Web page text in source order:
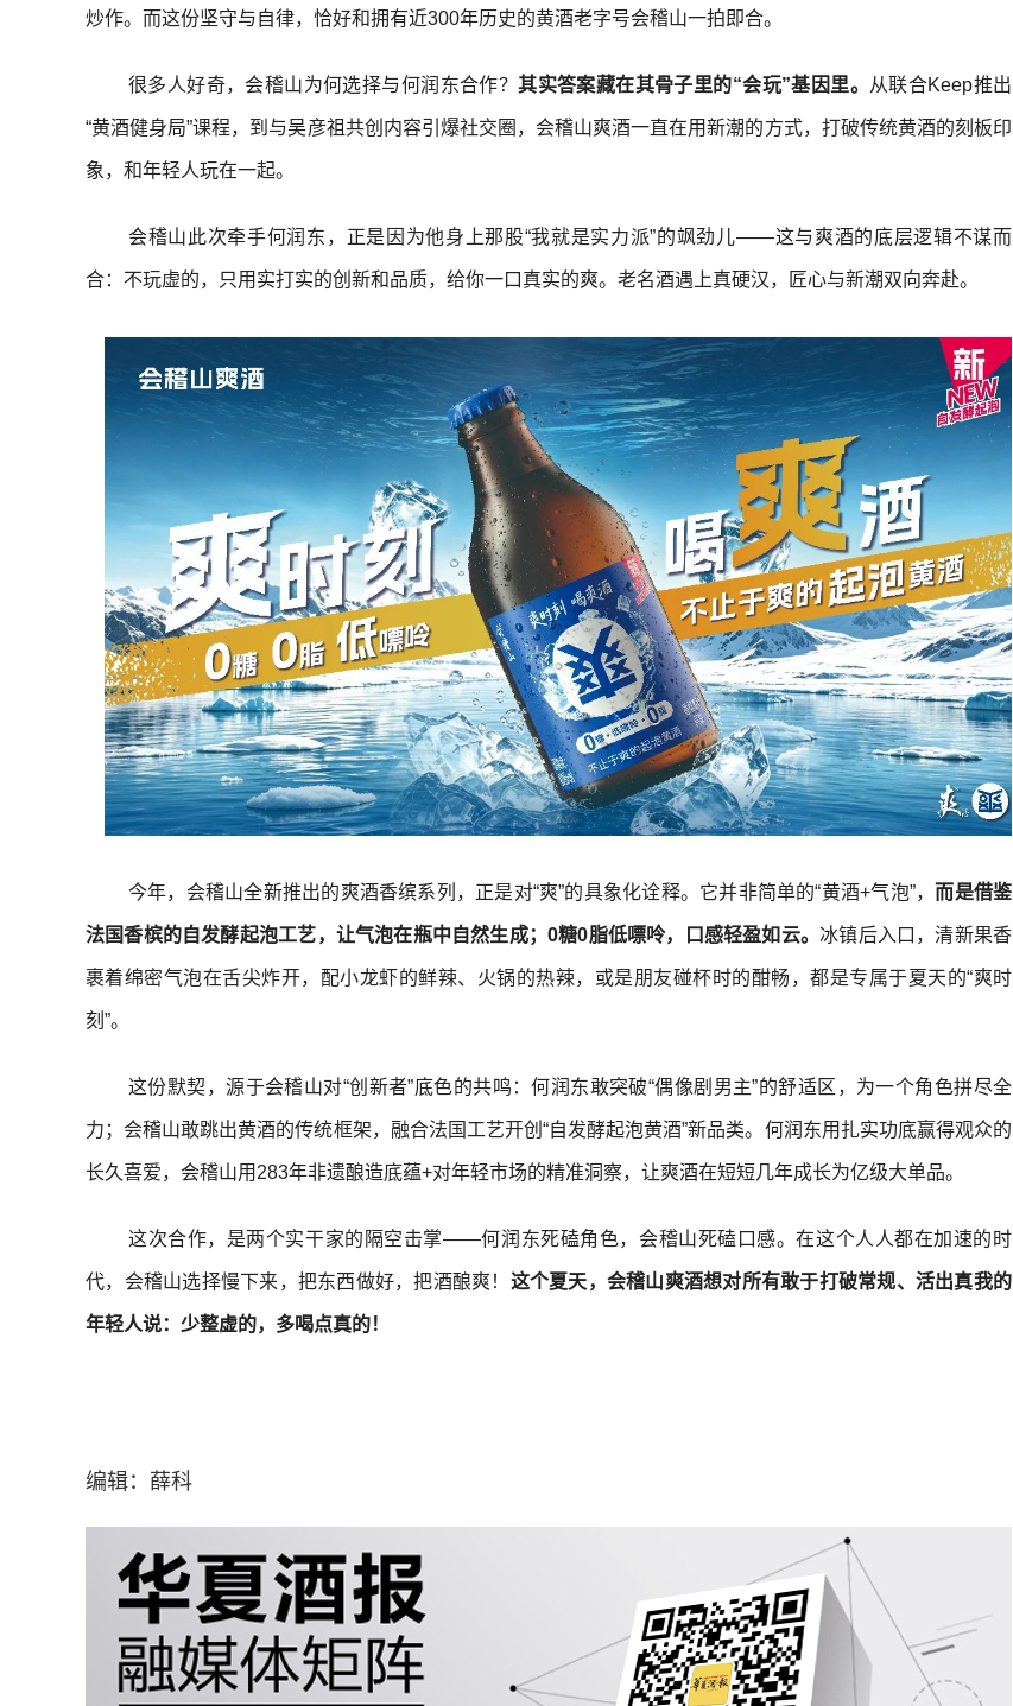
炒作。而这份坚守与自律，恰好和拥有近300年历史的黄酒老字号会稽山一拍即合。
很多人好奇，会稽山为何选择与何润东合作？其实答案藏在其骨子里的“会玩”基因里。 从联合Keep推出
“黄酒健身局”课程，到与吴彦祖共创内容引爆社交圈，会稽山爽酒一直在用新潮的方式，打破传统黄酒的刻板印
象，和年轻人玩在一起。
会稽山此次牵手何润东，正是因为他身上那股“我就是实力派”的飒劲儿——这与爽酒的底层逻辑不谋而
合：不玩虚的，只用实打实的创新和品质，给你一口真实的爽。老名酒遇上真硬汉，匠心与新潮双向奔赴。
今年，会稽山全新推出的爽酒香缤系列，正是对“爽”的具象化诠释。它并非简单的“黄酒+气泡”， 而是借鉴
法国香槟的自发酵起泡工艺，让气泡在瓶中自然生成；0糖0脂低嘌呤，口感轻盈如云。冰镇后入口，清新果香
裹着绵密气泡在舌尖炸开，配小龙虾的鲜辣、火锅的热辣，或是朋友碰杯时的酣畅，都是专属于夏天的“爽时
刻”。
这份默契，源于会稽山对“创新者”底色的共鸣：何润东敢突破“偶像剧男主”的舒适区，为一个角色拼尽全
力；会稽山敢跳出黄酒的传统框架，融合法国工艺开创“自发酵起泡黄酒”新品类。何润东用扎实功底赢得观众的
长久喜爱，会稽山用283年非遗酿造底蕴+对年轻市场的精准洞察，让爽酒在短短几年成长为亿级大单品。
这次合作，是两个实干家的隔空击掌——何润东死磕角色，会稽山死磕口感。在这个人人都在加速的时
代，会稽山选择慢下来，把东西做好，把酒酿爽！ 这个夏天，会稽山爽酒想对所有敢于打破常规、活出真我的
年轻人说：少整虚的，多喝点真的！
编辑：薛科